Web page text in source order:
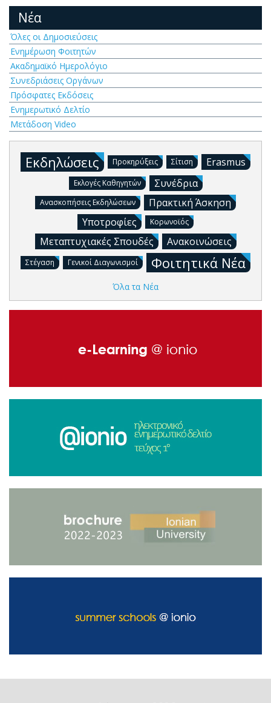
Νέα
Όλες οι Δημοσιεύσεις
Ενημέρωση Φοιτητών
Ακαδημαϊκό Ημερολόγιο
Συνεδριάσεις Οργάνων
Πρόσφατες Εκδόσεις
Ενημερωτικό Δελτίο
Μετάδοση Video
Εκδηλώσεις Προκηρύξεις Σίτιση Erasmus
Εκλογές Καθηγητών Συνέδρια
Ανασκοπήσεις Εκδηλώσεων
Πρακτική Άσκηση
Υποτροφίες
Κορωνοϊός
Μεταπτυχιακές Σπουδές Ανακοινώσεις
Στέγαση Γενικοί Διαγωνισμοί Φοιτητικά Νέα
Όλα τα Νέα